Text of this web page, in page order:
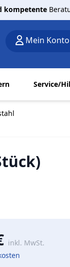
kompetente
Mein Konto
Service/
inkl. MwSt.